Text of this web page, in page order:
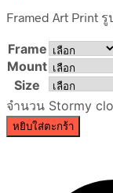
Framed Art Print
Frame
Mount
Size
จำนวน Stormy
หยิบใส่ตะกร้า